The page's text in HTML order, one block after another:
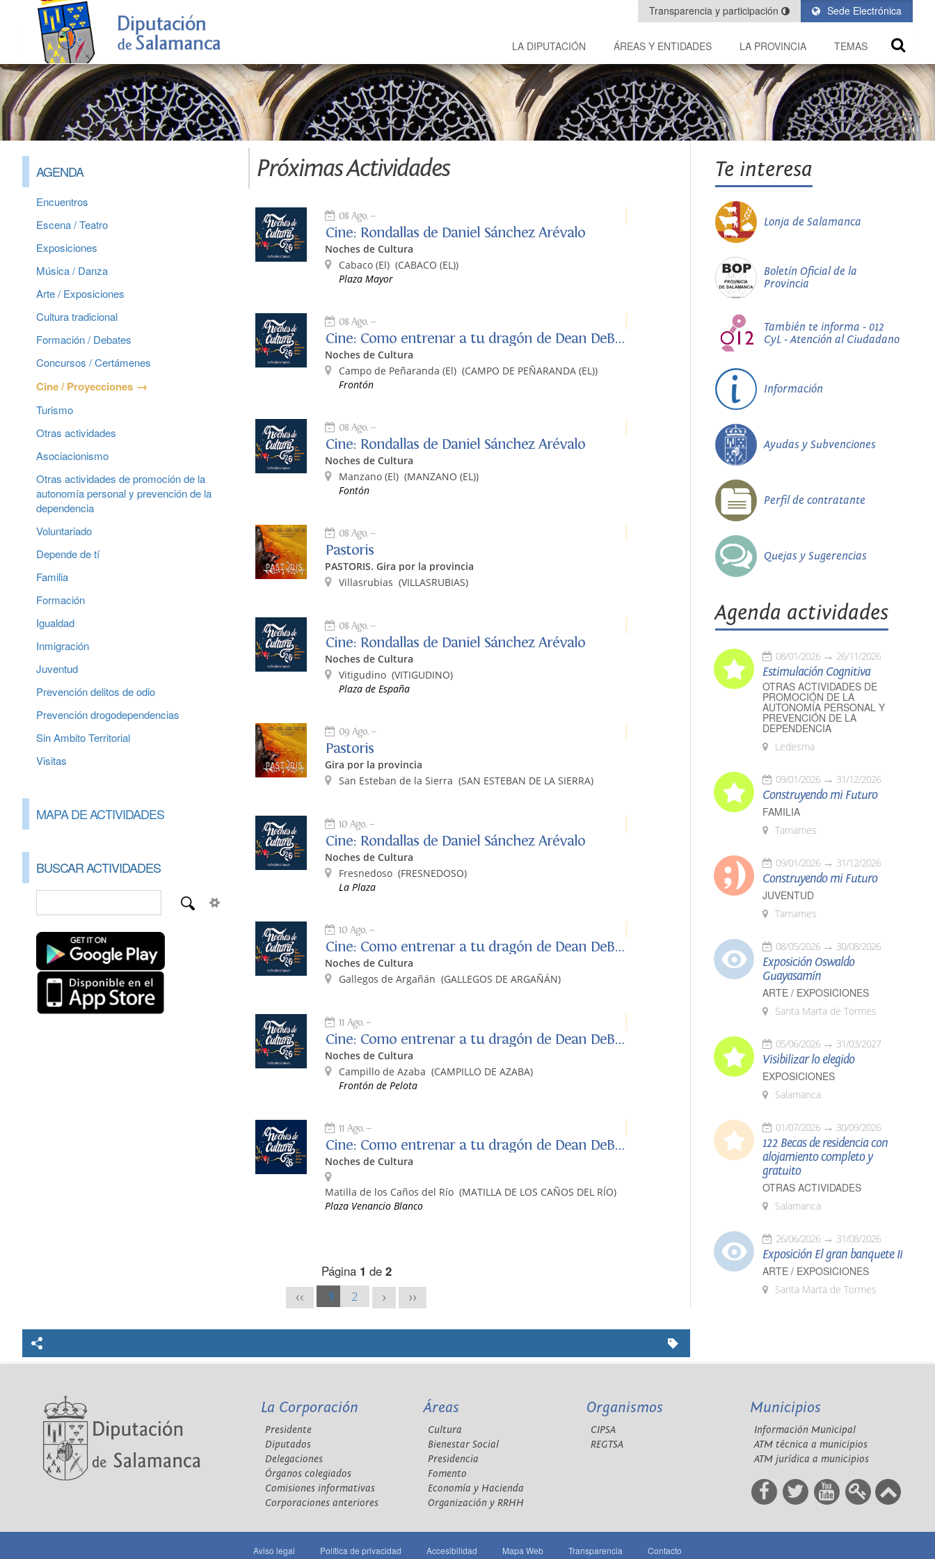
Sede Electrónica
Transparencia y participación
LA DIPUTACIÓN ÁREAS Y ENTIDADES LA PROVINCIA TEMAS
AGENDA
Encuentros
Escena / Teatro
Exposiciones
Música / Danza
Arte / Exposiciones
Cultura tradicional
Formación / Debates
Concursos / Certámenes
Cine / Proyecciones
Turismo
Otras actividades
Asociacionismo
Otras actividades de promoción de la
autonomía personal y prevención de la
dependencia
Voluntariado
Depende de tí
Familia
Formación
Igualdad
Inmigración
Juventud
Prevención delitos de odio
Prevención drogodependencias
Sin Ambito Territorial
Visitas
MAPA DE ACTIVIDADES
BUSCAR ACTIVIDADES
Próximas Actividades
08 Ago.
Cine: Rondallas de Daniel Sánchez Arévalo
Noches de Cultura
Cabaco (El) (CABACO (EL))
Plaza Mayor
08 Ago.
Cine: Como entrenar a tu dragón de Dean DeBlois
Noches de Cultura
Campo de Peñaranda (El) (CAMPO DE PEÑARANDA (EL))
Frontón
08 Ago.
Cine: Rondallas de Daniel Sánchez Arévalo
Noches de Cultura
Manzano (El) (MANZANO (EL))
Fontón
08 Ago.
Pastoris
PASTORIS. Gira por la provincia
Villasrubias (VILLASRUBIAS)
08 Ago.
Cine: Rondallas de Daniel Sánchez Arévalo
Noches de Cultura
Vitigudino (VITIGUDINO)
Plaza de España
09 Ago.
Pastoris
Gira por la provincia
San Esteban de la Sierra (SAN ESTEBAN DE LA SIERRA)
10 Ago.
Cine: Rondallas de Daniel Sánchez Arévalo
Noches de Cultura
Fresnedoso (FRESNEDOSO)
La Plaza
10 Ago.
Cine: Como entrenar a tu dragón de Dean DeBlois
Noches de Cultura
Gallegos de Argañán (GALLEGOS DE ARGAÑÁN)
11 Ago.
Cine: Como entrenar a tu dragón de Dean DeBlois
Noches de Cultura
Campillo de Azaba (CAMPILLO DE AZABA)
Frontón de Pelota
11 Ago.
Cine: Como entrenar a tu dragón de Dean DeBlois
Noches de Cultura
Matilla de los Caños del Río (MATILLA DE LOS CAÑOS DEL RÍO)
Plaza Venancio Blanco
Página 1 de 2
<< 1 2 > >>
Te interesa
Lonja de Salamanca
Boletín Oficial de la
Provincia
También te informa - 012
CyL - Atención al Ciudadano
Información
Ayudas y Subvenciones
Perfil de contratante
Quejas y Sugerencias
Agenda actividades
08/01/2026 26/11/2026
Estimulación Cognitiva
OTRAS ACTIVIDADES DE
PROMOCIÓN DE LA
AUTONOMÍA PERSONAL Y
PREVENCIÓN DE LA
DEPENDENCIA
Ledesma
09/01/2026 31/12/2026
Construyendo mi Futuro
FAMILIA
Tamames
09/01/2026 31/12/2026
Construyendo mi Futuro
JUVENTUD
Tamames
08/05/2026 30/08/2026
Exposición Oswaldo
Guayasamín
ARTE / EXPOSICIONES
Santa Marta de Tormes
05/06/2026 31/03/2027
Visibilizar lo elegido
EXPOSICIONES
Salamanca
01/07/2026 30/09/2026
122 Becas de residencia con
alojamiento completo y
gratuito
OTRAS ACTIVIDADES
Salamanca
26/06/2026 31/08/2026
Exposición El gran banquete II
ARTE / EXPOSICIONES
Santa Marta de Tormes
La Corporación
Presidente
Diputados
Delegaciones
Órganos colegiados
Comisiones informativas
Corporaciones anteriores
Áreas
Cultura
Bienestar Social
Presidencia
Fomento
Economía y Hacienda
Organización y RRHH
Organismos
CIPSA
REGTSA
Municipios
Información Municipal
ATM técnica a municipios
ATM jurídica a municipios
Aviso legal Política de privacidad Accesibilidad Mapa Web Transparencia Contacto